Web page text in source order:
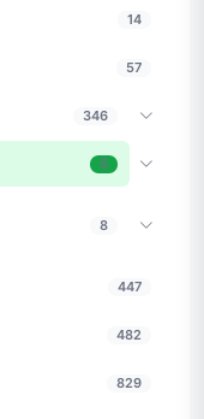
14
57
346
5
8
447
482
829